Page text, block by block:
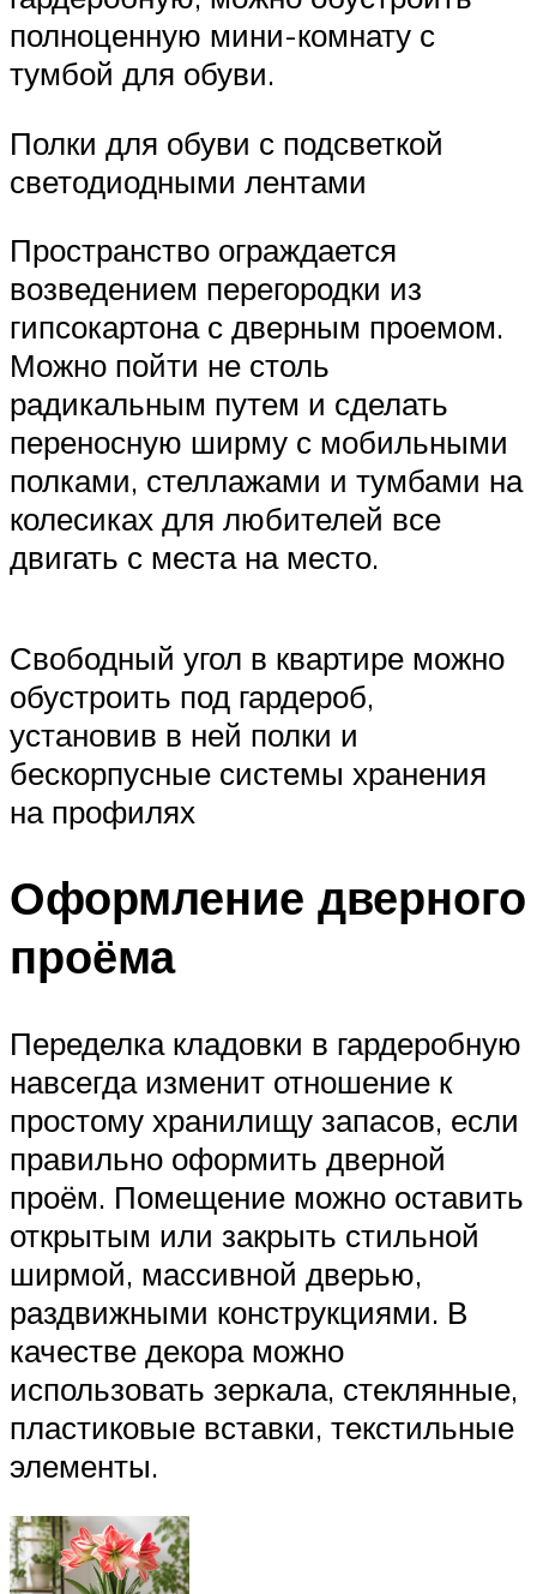
полноценную мини-комнату с
тумбой для обуви.
Полки для обуви с подсветкой
светодиодными лентами
Пространство ограждается
возведением перегородки из
гипсокартона с дверным проемом.
Можно пойти не столь
радикальным путем и сделать
переносную ширму с мобильными
полками, стеллажами и тумбами на
колесиках для любителей все
двигать с места на место.
Свободный угол в квартире можно
обустроить под гардероб,
установив в ней полки и
бескорпусные системы хранения
на профилях
Оформление дверного
проёма
Переделка кладовки в гардеробную
навсегда изменит отношение к
простому хранилищу запасов, если
правильно оформить дверной
проём. Помещение можно оставить
открытым или закрыть стильной
ширмой, массивной дверью,
раздвижными конструкциями. В
качестве декора можно
использовать зеркала, стеклянные,
пластиковые вставки, текстильные
элементы.